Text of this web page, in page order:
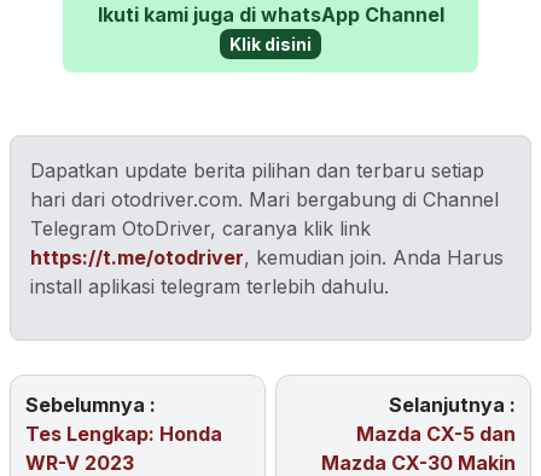
Ikuti kami juga di whatsApp Channel
Klik disini
Dapatkan update berita pilihan dan terbaru setiap
hari dari otodriver.com. Mari bergabung di Channel
Telegram OtoDriver, caranya klik link
https://t.me/otodriver, kemudian join. Anda Harus
install aplikasi telegram terlebih dahulu.
Sebelumnya :
Tes Lengkap: Honda
WR-V 2023
Selanjutnya :
Mazda CX-5 dan
Mazda CX-30 Makin